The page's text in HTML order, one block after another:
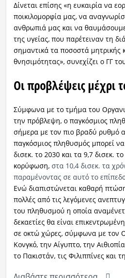
Δίνεται επίσης «η ευκαιρία να
ποικιλομορφία μας, να
ανθρωπιά μας και να
της υγείας, που παρέτειναν τη
σημαντικά τα ποσοστά μητρικής
θνησιμότητας», συνεχίζει ο ΓΓ
Οι προβλέψεις μέχρι
Σύμφωνα με το τμήμα του
την πρόβλεψη, ο παγκόσμιος
σήμερα με τον πιο βραδύ ρυθμό
παγκόσμιος πληθυσμός μπορεί
δισεκ. το 2030 και τα 9,7 δισεκ.
κορύφωση, στα 10,4 δισεκ. τα
παραμένοντας σε αυτό το
Ενώ διαπιστώνεται καθαρή
πολλές από τις λεγόμενες
του πληθυσμού η οποία
δεκαετίες θα είναι
σε οκτώ χώρες, σύμφωνα με τον
Κονγκό, την Αίγυπτο, την
το Πακιστάν, τις Φιλιππίνες και